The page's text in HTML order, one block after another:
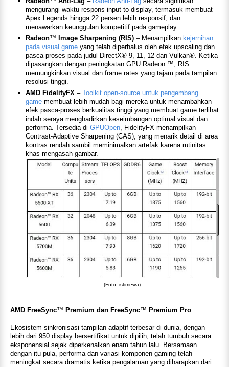
mengurangi waktu respons input-to-display, termasuk membuat
Apex Legends hingga 22 persen lebih responsif, dan
menawarkan keunggulan kompetitif pada gameplay.
Radeon™ Image Sharpening (RIS) – Menampilkan kejernihan
pada visual game yang telah diperhalus oleh efek upscaling dan
pasca-proses pada judul DirectX® 9, 11, 12 dan Vulkan®. Ketika
dipasangkan dengan peningkatan GPU Radeon ™, RIS
memungkinkan visual dan frame rates yang tajam pada tampilan
resolusi tinggi.
AMD FidelityFX – Toolkit open-source untuk pengembang
game membuat lebih mudah bagi mereka untuk menambahkan
efek pasca-proses berkualitas tinggi yang membuat game terlihat
indah seraya menghadirkan keseimbangan optimal visual dan
performa. Tersedia di GPUOpen, FidelityFX menampilkan
Contrast-Adaptive Sharpening (CAS), yang menarik detail di area
kontras rendah sambil meminimalkan artefak karena rutinitas
khas mengasah gambar.
(Foto: istimewa)
AMD FreeSync™ Premium dan FreeSync™ Premium Pro
Ekosistem sinkronisasi tampilan adaptif terbesar di dunia, dengan
lebih dari 950 display bersertifikat untuk dipilih, telah tumbuh secara
eksponensial sejak diperkenalkan enam tahun lalu. Bersamaan
dengan itu pula, performa dan variasi komponen gaming telah
meningkat secara dramatis ketika pengalaman yang diharapkan dari